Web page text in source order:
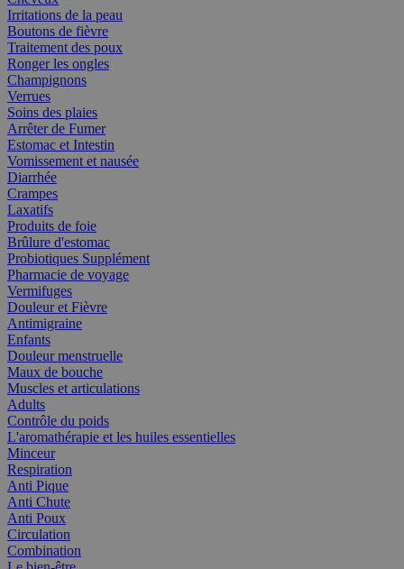
Irritations de la peau
Boutons de fièvre
Traitement des poux
Ronger les ongles
Champignons
Verrues
Soins des plaies
Arrêter de Fumer
Estomac et Intestin
Vomissement et nausée
Diarrhée
Crampes
Laxatifs
Produits de foie
Brûlure d'estomac
Probiotiques Supplément
Pharmacie de voyage
Vermifuges
Douleur et Fièvre
Antimigraine
Enfants
Douleur menstruelle
Maux de bouche
Muscles et articulations
Adults
Contrôle du poids
L'aromathérapie et les huiles essentielles
Minceur
Respiration
Anti Pique
Anti Chute
Anti Poux
Circulation
Combination